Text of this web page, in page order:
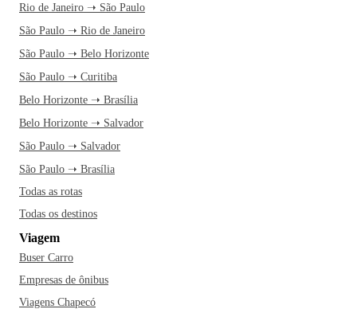
Rio de Janeiro ➝ São Paulo
São Paulo ➝ Rio de Janeiro
São Paulo ➝ Belo Horizonte
São Paulo ➝ Curitiba
Belo Horizonte ➝ Brasília
Belo Horizonte ➝ Salvador
São Paulo ➝ Salvador
São Paulo ➝ Brasília
Todas as rotas
Todas os destinos
Viagem
Buser Carro
Empresas de ônibus
Viagens Chapecó